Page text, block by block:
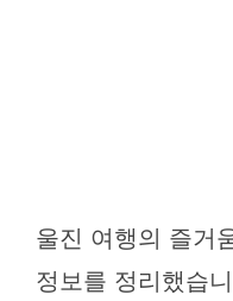
울진 여행의 즐거
정보를 정리했습